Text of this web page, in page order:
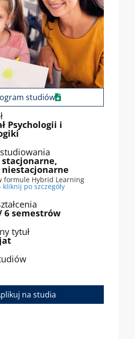
studiów
Psychologii i
niestacjonarne
formule Hybrid Learning
kliknij po szczegóły
6 semestrów
tytuł
na studia